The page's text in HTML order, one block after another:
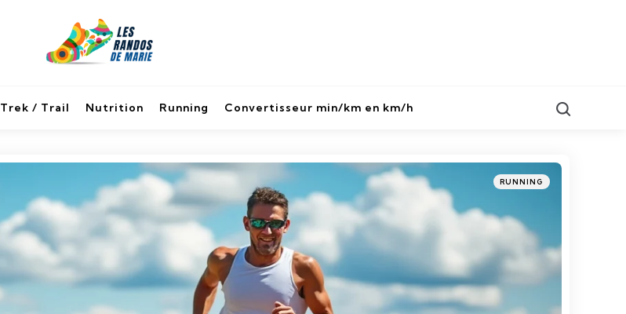
Trek / Trail Nutrition Running Convertisseur min/km en km/h
Categories
Posted
in
RUNNING